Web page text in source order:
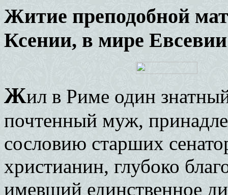
Житие преподобной
Ксении, в мире Евсевии
Жил в Риме один
почтенный муж,
сословию старших
христианин, глубоко
имевший единственное